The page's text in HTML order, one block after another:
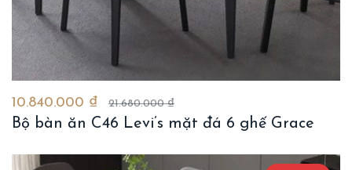
10.840.000 ₫ 21.680.000 ₫
Bộ bàn ăn C46 Levi’s mặt đá 6 ghế Grace